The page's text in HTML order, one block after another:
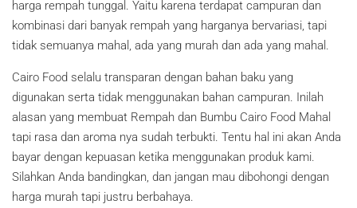
harga rempah tunggal. Yaitu karena terdapat campuran dan
kombinasi dari banyak rempah yang harganya bervariasi, tapi
tidak semuanya mahal, ada yang murah dan ada yang mahal.
Cairo Food selalu transparan dengan bahan baku yang
digunakan serta tidak menggunakan bahan campuran. Inilah
alasan yang membuat Rempah dan Bumbu Cairo Food Mahal
tapi rasa dan aroma nya sudah terbukti. Tentu hal ini akan Anda
bayar dengan kepuasan ketika menggunakan produk kami.
Silahkan Anda bandingkan, dan jangan mau dibohongi dengan
harga murah tapi justru berbahaya.